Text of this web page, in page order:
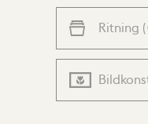
Ritning (